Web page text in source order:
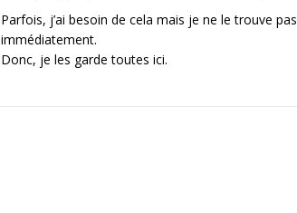
Parfois, j’ai besoin de cela mais je ne le trouve pas
immédiatement.
Donc, je les garde toutes ici.